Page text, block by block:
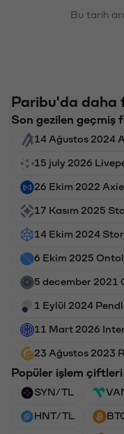
Bu tarih
Paribu'da daha
Son gezilen geçmiş
14 Ağustos 2024
15 july 2026
26 Ekim 2022
17 Kasım 2025
14 Ekim 2024
6 Ekim 2025
5 december 2021
1 Eylül 2024
11 Mart 2026
23 Ağustos 2023
Popüler işlem çiftleri
SYN/TL
HNT/TL